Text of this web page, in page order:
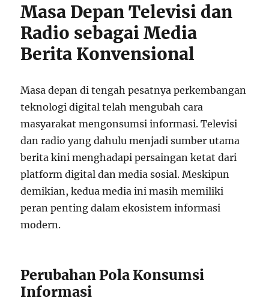
Masa Depan Televisi dan
Radio sebagai Media
Berita Konvensional
Masa depan di tengah pesatnya perkembangan
teknologi digital telah mengubah cara
masyarakat mengonsumsi informasi. Televisi
dan radio yang dahulu menjadi sumber utama
berita kini menghadapi persaingan ketat dari
platform digital dan media sosial. Meskipun
demikian, kedua media ini masih memiliki
peran penting dalam ekosistem informasi
modern.
Perubahan Pola Konsumsi
Informasi